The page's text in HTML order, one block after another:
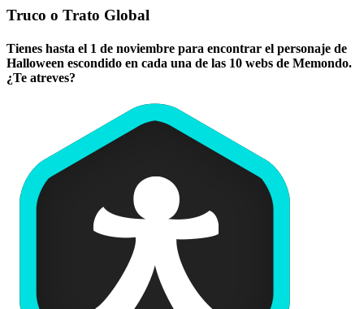
Truco o Trato Global
Tienes hasta el 1 de noviembre para encontrar el personaje de
Halloween escondido en cada una de las 10 webs de Memondo.
¿Te atreves?